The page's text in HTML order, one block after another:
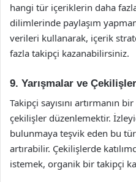
hangi tür içeriklerin daha
dilimlerinde paylaşım
verileri kullanarak, içerik
fazla takipçi kazanabilirsiniz.
9. Yarışmalar ve
Takipçi sayısını artırmanın
çekilişler düzenlemektir.
bulunmaya teşvik eden bu tür
artırabilir. Çekilişlerde
istemek, organik bir takipçi